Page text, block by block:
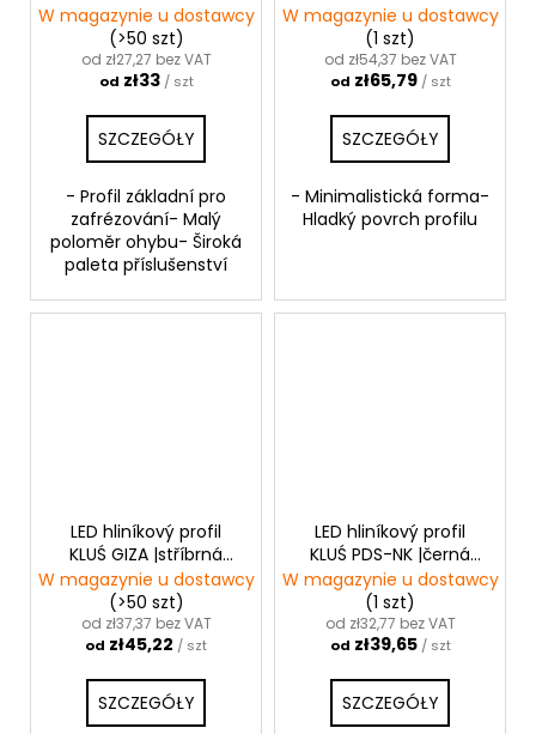
anoda
W magazynie u dostawcy
(>50 szt)
od zł27,27 bez VAT
od zł33 / szt
SZCZEGÓŁY
- Profil základní pro
zafrézování- Malý
poloměr ohybu- Široká
paleta příslušenství
anoda
W magazynie u dostawcy
(1 szt)
od zł54,37 bez VAT
od zł65,79 / szt
SZCZEGÓŁY
- Minimalistická forma-
Hladký povrch profilu
LED hliníkový profil
KLUŚ GIZA |stříbrná
anoda
W magazynie u dostawcy
(>50 szt)
od zł37,37 bez VAT
od zł45,22 / szt
SZCZEGÓŁY
LED hliníkový profil
KLUŚ PDS-NK |černá
anoda
W magazynie u dostawcy
(1 szt)
od zł32,77 bez VAT
od zł39,65 / szt
SZCZEGÓŁY